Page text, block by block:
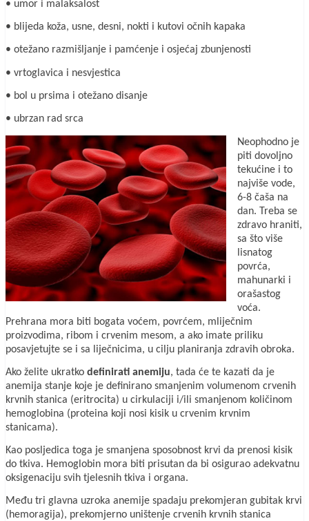
• umor i malaksalost
• blijeda koža, usne, desni, nokti i kutovi očnih kapaka
• otežano razmišljanje i pamćenje i osjećaj zbunjenosti
• vrtoglavica i nesvjestica
• bol u prsima i otežano disanje
• ubrzan rad srca
Neophodno je
piti dovoljno
tekućine i to
najviše vode,
6-8 čaša na
dan. Treba se
zdravo hraniti,
sa što više
lisnatog
povrća,
mahunarki i
orašastog
voća.
Prehrana mora biti bogata voćem, povrćem, mliječnim
proizvodima, ribom i crvenim mesom, a ako imate priliku
posavjetujte se i sa liječnicima, u cilju planiranja zdravih obroka.
Ako želite ukratko definirati anemiju, tada će te kazati da je
anemija stanje koje je definirano smanjenim volumenom crvenih
krvnih stanica (eritrocita) u cirkulaciji i/ili smanjenom količinom
hemoglobina (proteina koji nosi kisik u crvenim krvnim
stanicama).
Kao posljedica toga je smanjena sposobnost krvi da prenosi kisik
do tkiva. Hemoglobin mora biti prisutan da bi osigurao adekvatnu
oksigenaciju svih tjelesnih tkiva i organa.
Među tri glavna uzroka anemije spadaju prekomjeran gubitak krvi
(hemoragija), prekomjerno uništenje crvenih krvnih stanica